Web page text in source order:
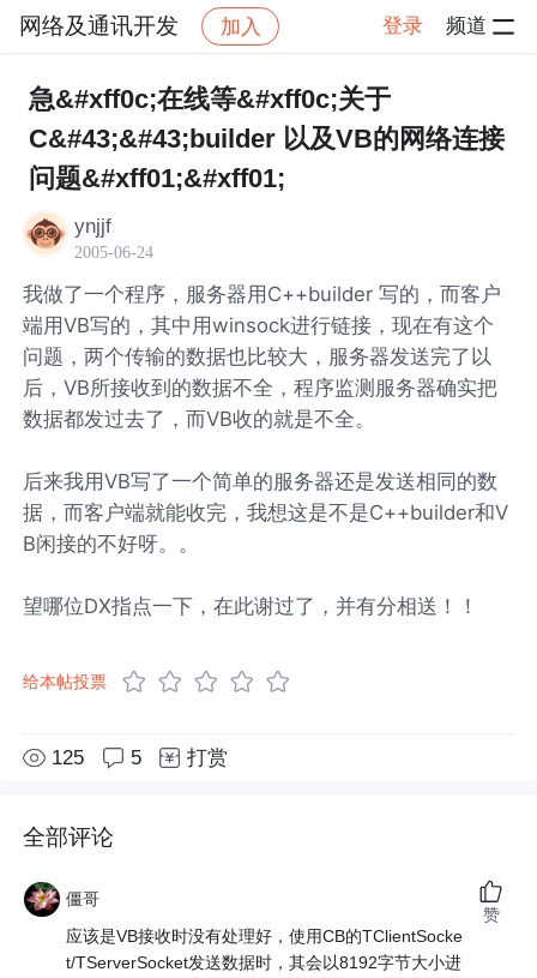
网络及通讯开发 加入 登录 频道
社区 网络及通讯开发 帖子详情
急&#xff0c;在线等&#xff0c;关于
C&#43;&#43;builder 以及VB的网络连接
问题&#xff01;&#xff01;
ynjjf
2005-06-24
我做了一个程序，服务器用C++builder 写的，而客户
端用VB写的，其中用winsock进行链接，现在有这个
问题，两个传输的数据也比较大，服务器发送完了以
后，VB所接收到的数据不全，程序监测服务器确实把
数据都发过去了，而VB收的就是不全。
后来我用VB写了一个简单的服务器还是发送相同的数
据，而客户端就能收完，我想这是不是C++builder和V
B闲接的不好呀。。
望哪位DX指点一下，在此谢过了，并有分相送！！
给本帖投票
125 5 打赏
全部评论
僵哥
应该是VB接收时没有处理好，使用CB的TClientSocke
t/TServerSocket发送数据时，其会以8192字节大小进
赞